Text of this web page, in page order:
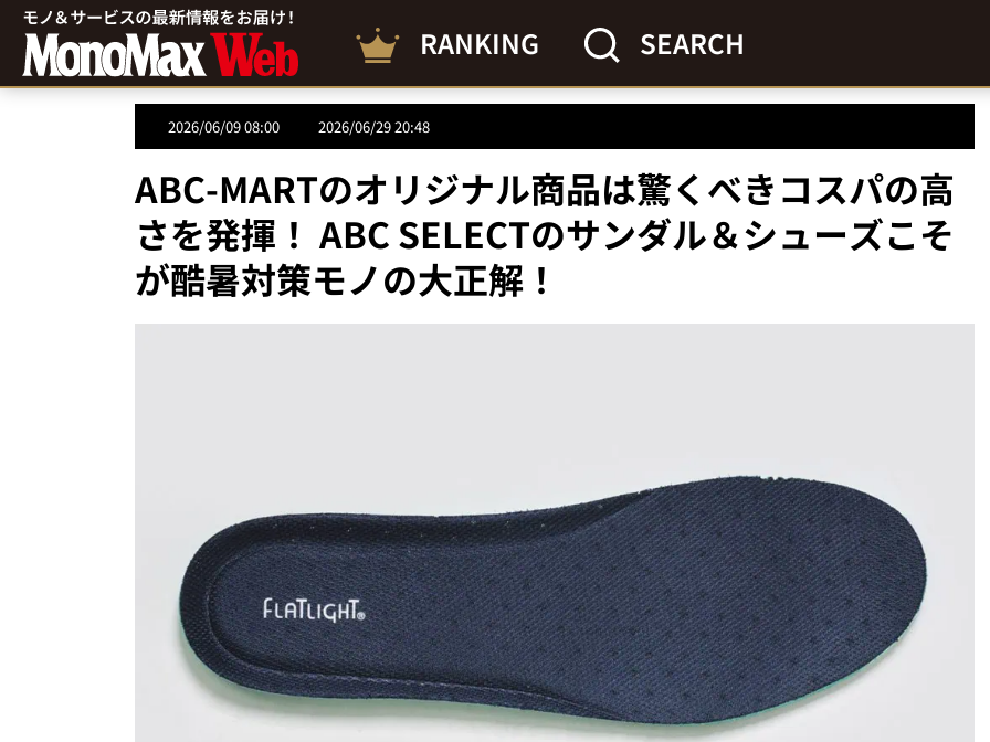
RANKING SEARCH
2026/06/09 08:00 2026/06/29 20:48
ABC-MARTのオリジナル商品は驚くべきコスパの高
さを発揮！ ABC SELECTのサンダル＆シューズこそ
が酷暑対策モノの大正解！